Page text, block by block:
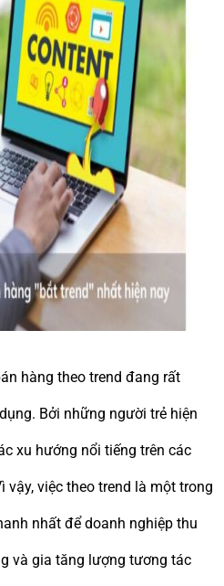
hàng theo trend đang rất
Bởi những người trẻ hiện
xu hướng nổi tiếng trên các
vậy, việc theo trend là một trong
nhất để doanh nghiệp thu
và gia tăng lượng tương tác